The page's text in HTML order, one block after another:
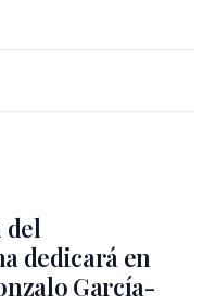
del
dedicará en
García-